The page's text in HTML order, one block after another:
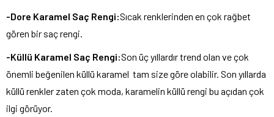
-Dore Karamel Saç Rengi:Sıcak renklerinden en çok rağbet
gören bir saç rengi.
-Küllü Karamel Saç Rengi:Son üç yıllardır trend olan ve çok
önemli beğenilen küllü karamel tam size göre olabilir. Son yıllarda
küllü renkler zaten çok moda, karamelin küllü rengi bu açıdan çok
ilgi görüyor.